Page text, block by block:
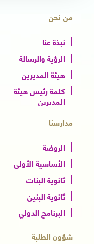
من نحن
نبذة عنا
الرؤية والرسالة
هيئة المديرين
كلمة رئيس هيئة
المديرين
مدارسنا
الروضة
الأساسية الأولى
ثانوية البنات
ثانوية البنين
البرنامج الدولي
شؤون الطلبة